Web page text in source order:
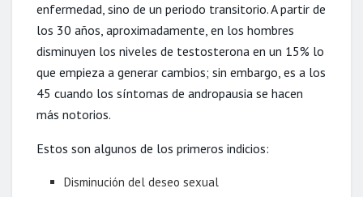
enfermedad, sino de un periodo transitorio. A partir de
los 30 años, aproximadamente, en los hombres
disminuyen los niveles de testosterona en un 15% lo
que empieza a generar cambios; sin embargo, es a los
45 cuando los síntomas de andropausia se hacen
más notorios.
Estos son algunos de los primeros indicios:
Disminución del deseo sexual